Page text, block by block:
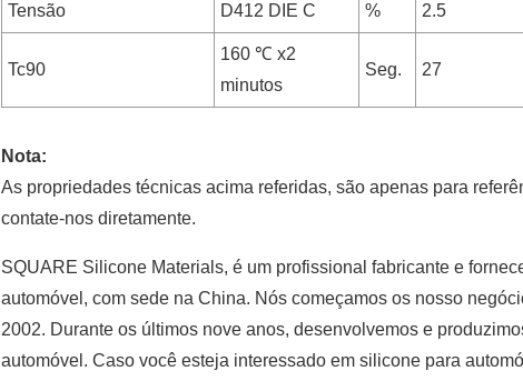
Tensão D412 DIE C % 2.5
Tc90
160 ℃ x2
minutos
Seg. 27
Nota:
As propriedades técnicas acima referidas, são apenas para
contate-nos diretamente.
SQUARE Silicone Materials, é um profissional fabricante e
automóvel, com sede na China. Nós começamos os nosso
2002. Durante os últimos nove anos, desenvolvemos e
automóvel. Caso você esteja interessado em silicone para